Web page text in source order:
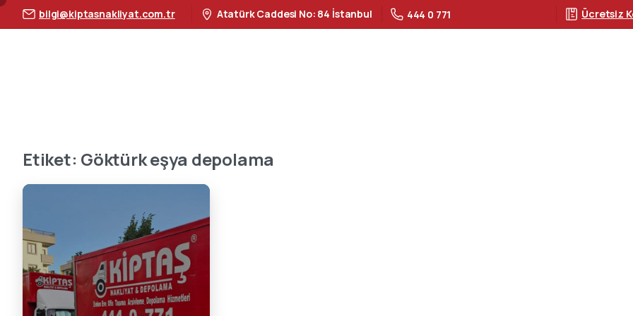
bilgi@kiptasnakliyat.com.tr Atatürk Caddesi No: 84 İstanbul 444 0 771 Ücretsiz
Etiket: Göktürk eşya depolama